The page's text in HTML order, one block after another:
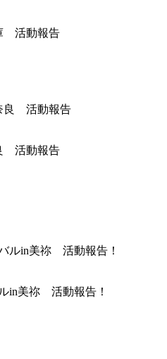
活動報告
活動報告
in美祢 活動報告！